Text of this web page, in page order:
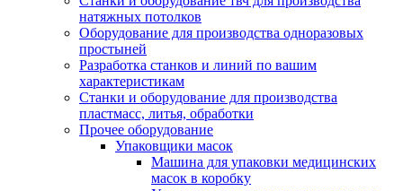
натяжных потолков
Oборудование для производства одноразовых
простыней
Разработка станков и линий по вашим
характеристикам
Станки и оборудование для производства
пластмасс, литья, обработки
Прочее оборудование
Упаковщики масок
Машина для упаковки медицинских
масок в коробку